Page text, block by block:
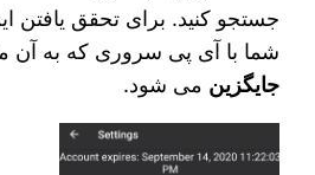
جستجو کنید. برای تحقق یافتن
شما با آی‌ پی سروری که به آن
جایگزین می شود.